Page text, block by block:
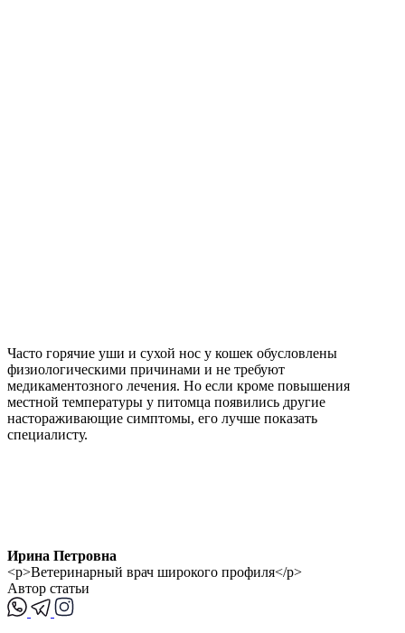
Часто горячие уши и сухой нос у кошек обусловлены
физиологическими причинами и не требуют
медикаментозного лечения. Но если кроме повышения
местной температуры у питомца появились другие
настораживающие симптомы, его лучше показать
специалисту.
Ирина Петровна
<p>Ветеринарный врач широкого профиля</p>
Автор статьи